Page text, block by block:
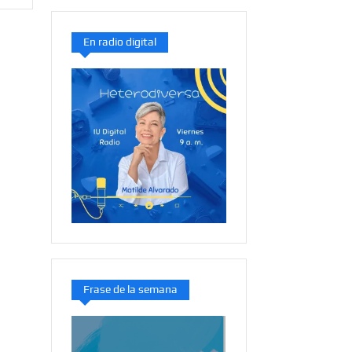
En radio digital
Frase de la semana